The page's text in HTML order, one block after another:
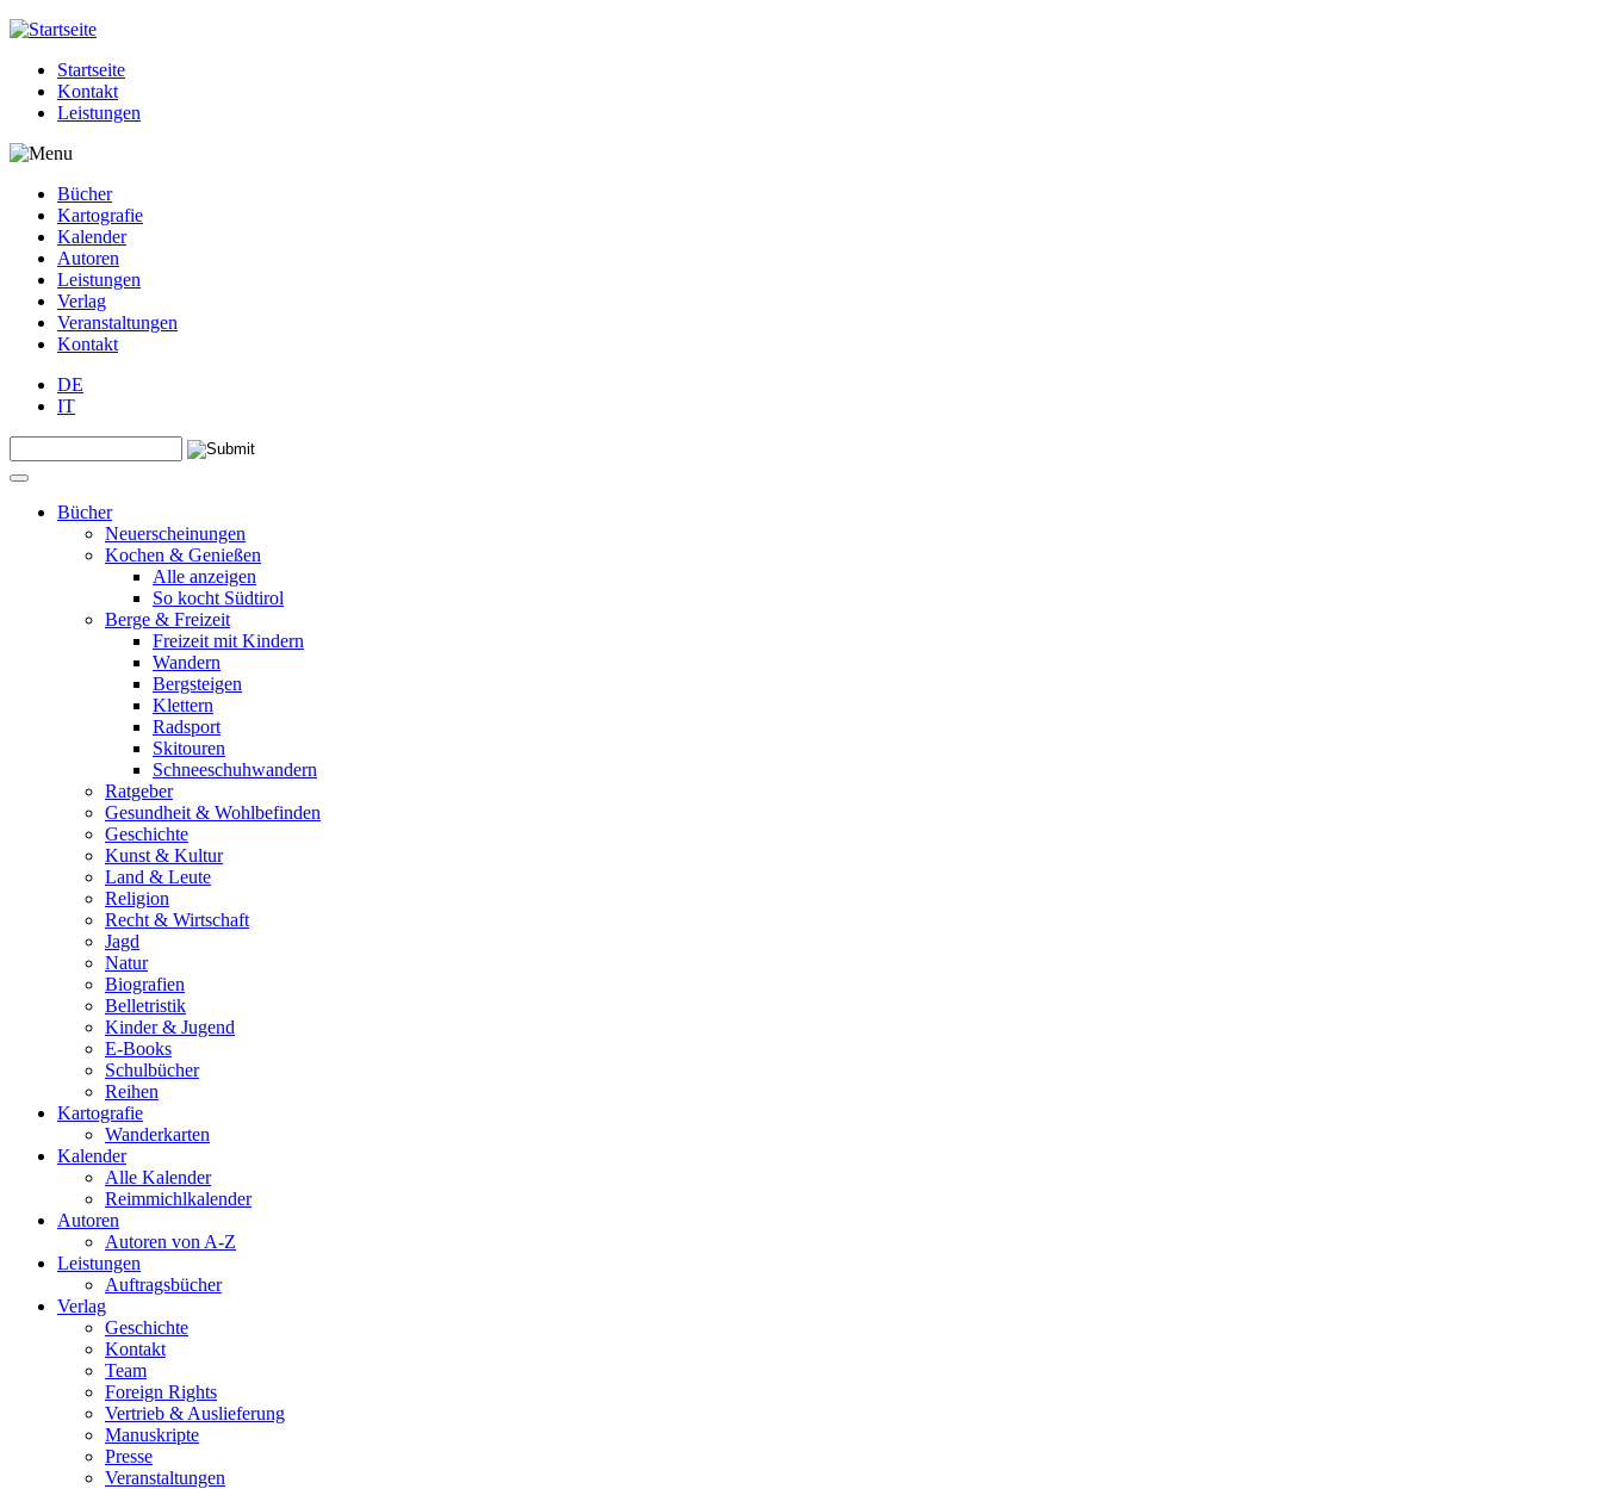
Jump to navigation
Startseite
Kontakt
Leistungen
Bücher
Kartografie
Kalender
Autoren
Leistungen
Verlag
Veranstaltungen
Kontakt
DE
IT
Suchformular
Bücher
Neuerscheinungen
Kochen & Genießen
Alle anzeigen
So kocht Südtirol
Berge & Freizeit
Freizeit mit Kindern
Wandern
Bergsteigen
Klettern
Radsport
Skitouren
Schneeschuhwandern
Ratgeber
Gesundheit & Wohlbefinden
Geschichte
Kunst & Kultur
Land & Leute
Religion
Recht & Wirtschaft
Jagd
Natur
Biografien
Belletristik
Kinder & Jugend
E-Books
Schulbücher
Reihen
Kartografie
Wanderkarten
Kalender
Alle Kalender
Reimmichlkalender
Autoren
Autoren von A-Z
Leistungen
Auftragsbücher
Verlag
Geschichte
Kontakt
Team
Foreign Rights
Vertrieb & Auslieferung
Manuskripte
Presse
Veranstaltungen